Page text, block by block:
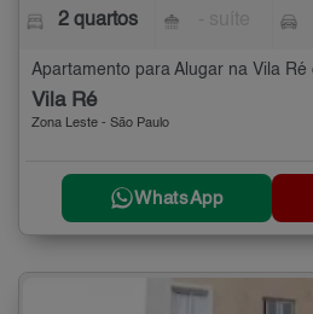
2 quartos
Apartamento para Alugar na Vila Ré
Vila Ré
Zona Leste - São Paulo
WhatsApp